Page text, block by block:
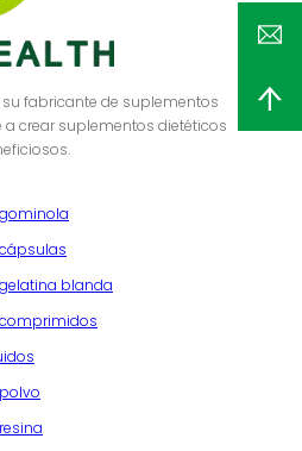
fabricante de suplementos
crear suplementos dietéticos
blanda